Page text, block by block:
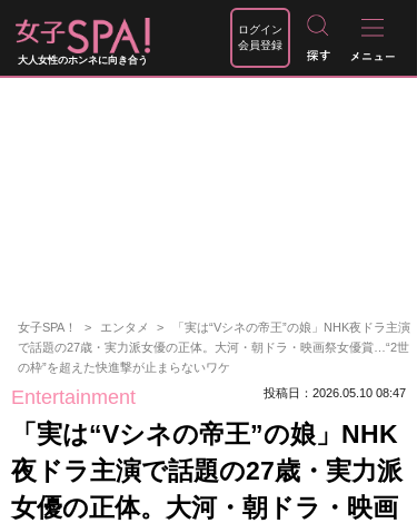
大人女性のホンネに向き合う
ログイン
会員登録
女子SPA！ エンタメ
「実は“Vシネの帝王”の娘」NHK夜ドラ主演
で話題の27歳・実力派女優の正体。大河・朝ドラ・映画祭女優賞…“2世
の枠”を超えた快進撃が止まらないワケ
Entertainment 投稿日：2026.05.10 08:47
「実は“Vシネの帝王”の娘」NHK
夜ドラ主演で話題の27歳・実力派
女優の正体。大河・朝ドラ・映画